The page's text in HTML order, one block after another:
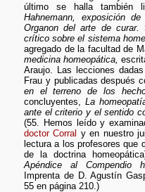
último se halla también
Hahnemann, exposición
Organon del arte de curar.
crítico sobre el sistema
agregado de la facultad de
medicina homeopática,
Araujo. Las lecciones
Frau y publicadas después
en el terreno de los
concluyentes, La
ante el criterio y el sentido
(55. Hemos leído y
doctor Corral y en nuestro
lectura a los profesores que
de la doctrina
Apéndice al Compendio
Imprenta de D. Agustín
55 en página 210.)